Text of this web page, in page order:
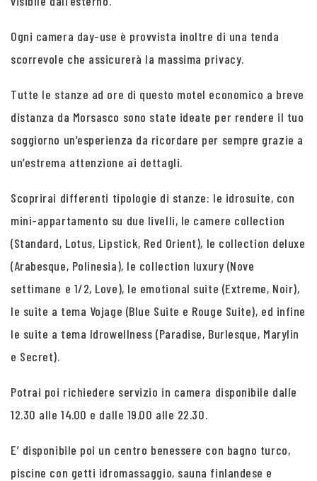
Ogni camera day-use è provvista inoltre di una tenda
scorrevole che assicurerà la massima privacy.
Tutte le stanze ad ore di questo motel economico a breve
distanza da Morsasco sono state ideate per rendere il tuo
soggiorno un’esperienza da ricordare per sempre grazie a
un’estrema attenzione ai dettagli.
Scoprirai differenti tipologie di stanze: le idrosuite, con
mini-appartamento su due livelli, le camere collection
(Standard, Lotus, Lipstick, Red Orient), le collection deluxe
(Arabesque, Polinesia), le collection luxury (Nove
settimane e 1/2, Love), le emotional suite (Extreme, Noir),
le suite a tema Vojage (Blue Suite e Rouge Suite), ed infine
le suite a tema Idrowellness (Paradise, Burlesque, Marylin
e Secret).
Potrai poi richiedere servizio in camera disponibile dalle
12.30 alle 14.00 e dalle 19.00 alle 22.30.
E’ disponibile poi un centro benessere con bagno turco,
piscine con getti idromassaggio, sauna finlandese e